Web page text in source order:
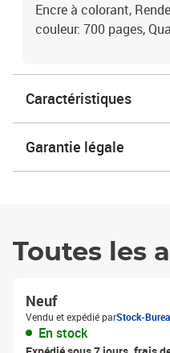
Encre à colorant,
couleur: 700 pages,
Caractéristiques
Garantie légale
Toutes les
Neuf
Vendu et expédié parStock-
En stock